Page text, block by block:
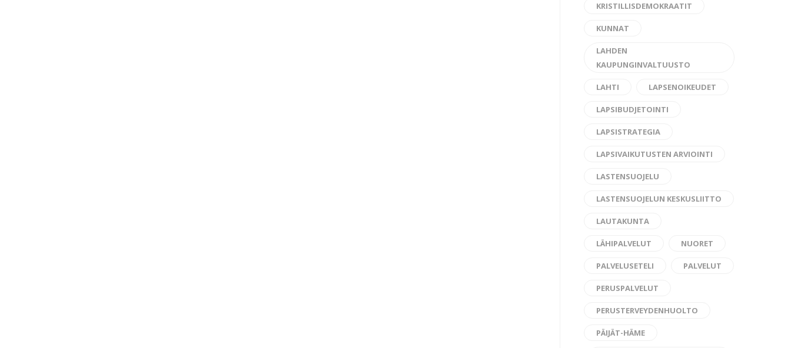
KRISTILLISDEMOKRAATIT
KUNNAT
LAHDEN
KAUPUNGINVALTUUSTO
LAHTI LAPSENOIKEUDET
LAPSIBUDJETOINTI
LAPSISTRATEGIA
LAPSIVAIKUTUSTEN ARVIOINTI
LASTENSUOJELU
LASTENSUOJELUN KESKUSLIITTO
LAUTAKUNTA
LÄHIPALVELUT NUORET
PALVELUSETELI PALVELUT
PERUSPALVELUT
PERUSTERVEYDENHUOLTO
PÄIJÄT-HÄME